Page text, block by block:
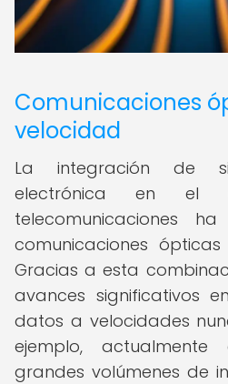
Comunicaciones
velocidad
La integración de
electrónica en el
telecomunicaciones
comunicaciones
Gracias a esta
avances significativos
datos a velocidades
ejemplo,
grandes volúmenes de